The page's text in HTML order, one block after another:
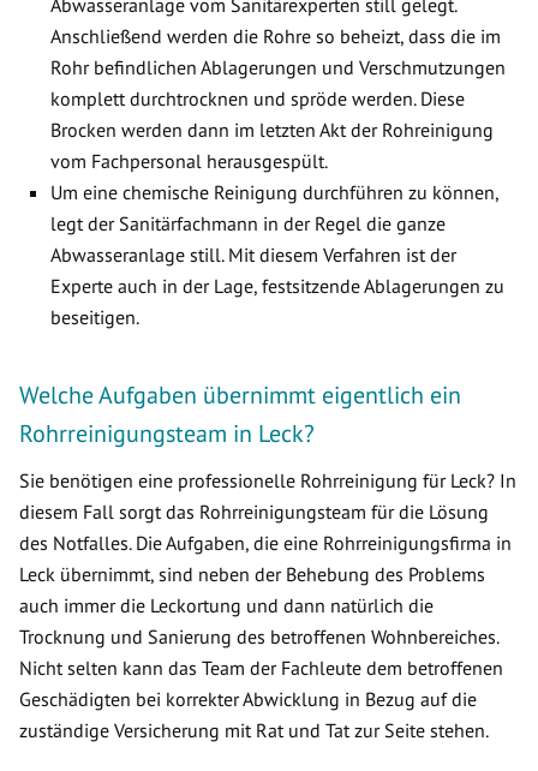
Abwasseranlage vom Sanitärexperten still gelegt.
Anschließend werden die Rohre so beheizt, dass die im
Rohr befindlichen Ablagerungen und Verschmutzungen
komplett durchtrocknen und spröde werden. Diese
Brocken werden dann im letzten Akt der Rohreinigung
vom Fachpersonal herausgespült.
Um eine chemische Reinigung durchführen zu können,
legt der Sanitärfachmann in der Regel die ganze
Abwasseranlage still. Mit diesem Verfahren ist der
Experte auch in der Lage, festsitzende Ablagerungen zu
beseitigen.
Welche Aufgaben übernimmt eigentlich ein
Rohrreinigungsteam in Leck?
Sie benötigen eine professionelle Rohrreinigung für Leck? In
diesem Fall sorgt das Rohrreinigungsteam für die Lösung
des Notfalles. Die Aufgaben, die eine Rohrreinigungsfirma in
Leck übernimmt, sind neben der Behebung des Problems
auch immer die Leckortung und dann natürlich die
Trocknung und Sanierung des betroffenen Wohnbereiches.
Nicht selten kann das Team der Fachleute dem betroffenen
Geschädigten bei korrekter Abwicklung in Bezug auf die
zuständige Versicherung mit Rat und Tat zur Seite stehen.